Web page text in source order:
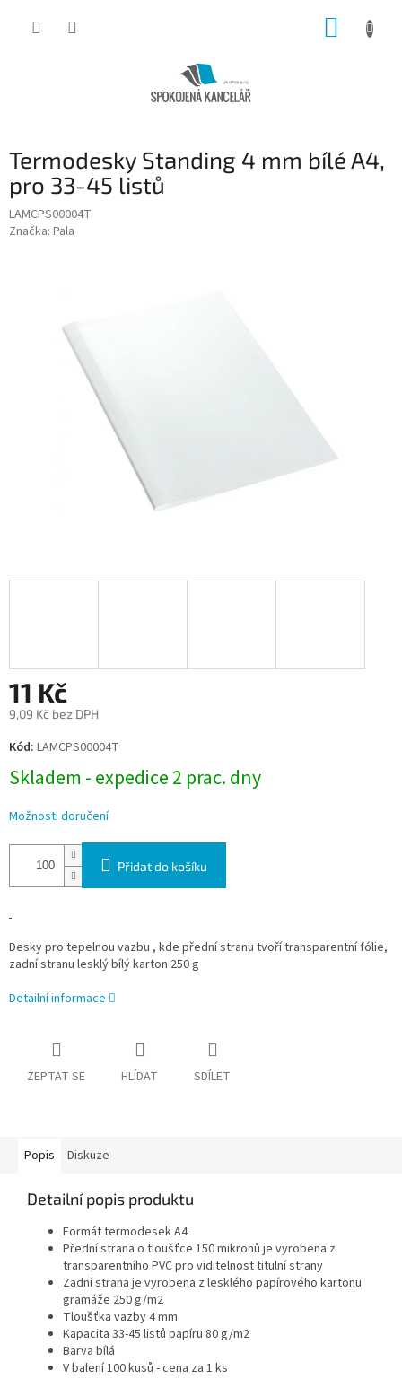
Termodesky Standing 4 mm bílé A4,
pro 33-45 listů
LAMCPS00004T
Značka: Pala
11 Kč
9,09 Kč bez DPH
Měrná
cena:
Kód: LAMCPS00004T
Skladem - expedice 2 prac. dny
Možnosti doručení
Přidat do košíku
Desky pro tepelnou vazbu , kde přední stranu tvoří transparentní fólie,
zadní stranu lesklý bílý karton 250 g
Detailní informace
ZEPTAT SE HLÍDAT SDÍLET
Popis Diskuze
Detailní popis produktu
Formát termodesek A4
Přední strana o tloušťce 150 mikronů je vyrobena z
transparentního PVC pro viditelnost titulní strany
Zadní strana je vyrobena z lesklého papírového kartonu
gramáže 250 g/m2
Tloušťka vazby 4 mm
Kapacita 33-45 listů papíru 80 g/m2
Barva bílá
V balení 100 kusů - cena za 1 ks